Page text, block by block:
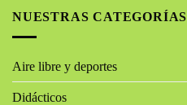
NUESTRAS CATEGORÍAS
Aire libre y deportes
Didácticos